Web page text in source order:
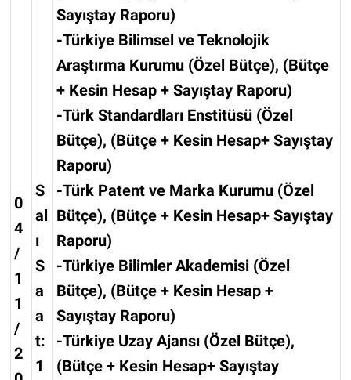
0
4
/
1
1
/
2
S
al
ı
S
a
a
t:
1
Sayıştay Raporu)
-Türkiye Bilimsel ve Teknolojik
Araştırma Kurumu (Özel Bütçe), (Bütçe
+ Kesin Hesap + Sayıştay Raporu)
-Türk Standardları Enstitüsü (Özel
Bütçe), (Bütçe + Kesin Hesap+ Sayıştay
Raporu)
-Türk Patent ve Marka Kurumu (Özel
Bütçe), (Bütçe + Kesin Hesap+ Sayıştay
Raporu)
-Türkiye Bilimler Akademisi (Özel
Bütçe), (Bütçe + Kesin Hesap +
Sayıştay Raporu)
-Türkiye Uzay Ajansı (Özel Bütçe),
(Bütçe + Kesin Hesap+ Sayıştay